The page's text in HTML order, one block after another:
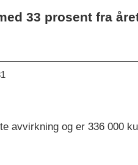
33 prosent fra
avvirkning og er 336 000